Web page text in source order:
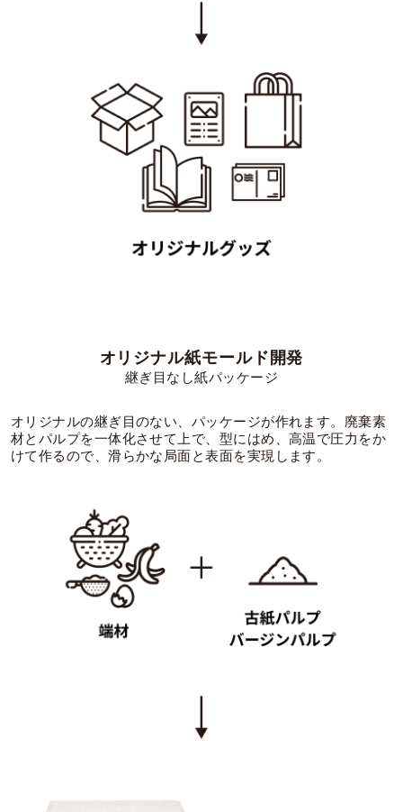
オリジナル紙モールド開発
継ぎ目なし紙パッケージ
オリジナルの継ぎ目のない、パッケージが作れます。廃棄素
材とパルプを一体化させて上で、型にはめ、高温で圧力をか
けて作るので、滑らかな局面と表面を実現します。